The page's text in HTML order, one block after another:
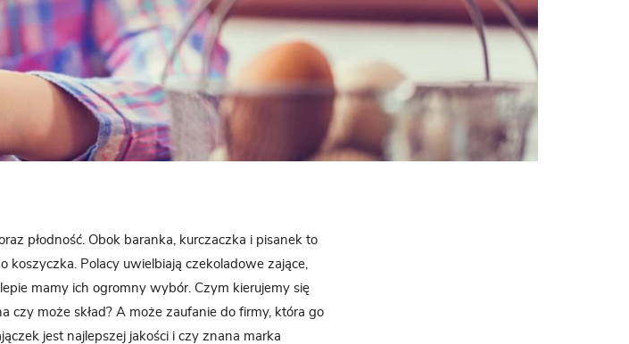
płodność. Obok baranka, kurczaczka i pisanek to
koszyczka. Polacy uwielbiają czekoladowe zające,
mamy ich ogromny wybór. Czym kierujemy się
czy może skład? A może zaufanie do firmy, która go
jest najlepszej jakości i czy znana marka